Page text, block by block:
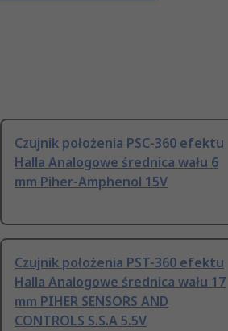
Czujnik położenia PSC-360 efektu
Halla Analogowe średnica wału 6
mm Piher-Amphenol 15V
Czujnik położenia PST-360 efektu
Halla Analogowe średnica wału 17
mm PIHER SENSORS AND
CONTROLS S.S.A 5.5V